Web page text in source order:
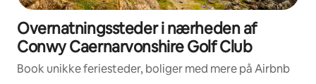
Overnatningssteder i nærheden af
Conwy Caernarvonshire Golf Club
Book unikke feriesteder, boliger med mere på Airbnb